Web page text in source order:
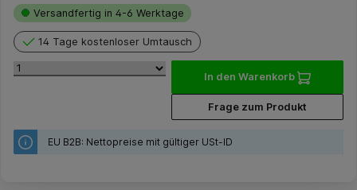
Versandfertig in 4-6 Werktage
14 Tage kostenloser Umtausch
In den Warenkorb
Frage zum Produkt
EU B2B: Nettopreise mit gültiger USt-ID